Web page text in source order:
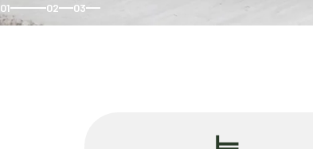
01 02 03